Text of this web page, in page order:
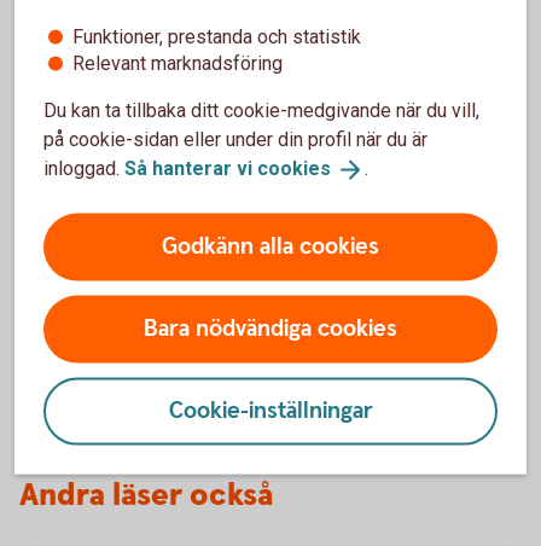
än 80 000 kronor någon gång under de två närmast
föregående åren. Befrielsen är frivillig. (Från
Skatteverket) Tillbaka
Starta eget företag
Ska du köpa eller starta bolag? Här ser du steg för
steg hur du bli företagskund hos oss.
Så startar du ett företag hososs
Andra läser också
Funktioner, prestanda och statistik
Relevant marknadsföring
Du kan ta tillbaka ditt cookie-medgivande när du vill,
på cookie-sidan eller under din profil när du är
inloggad. Så hanterar vi cookies .
Godkänn alla cookies
Bara nödvändiga cookies
Cookie-inställningar